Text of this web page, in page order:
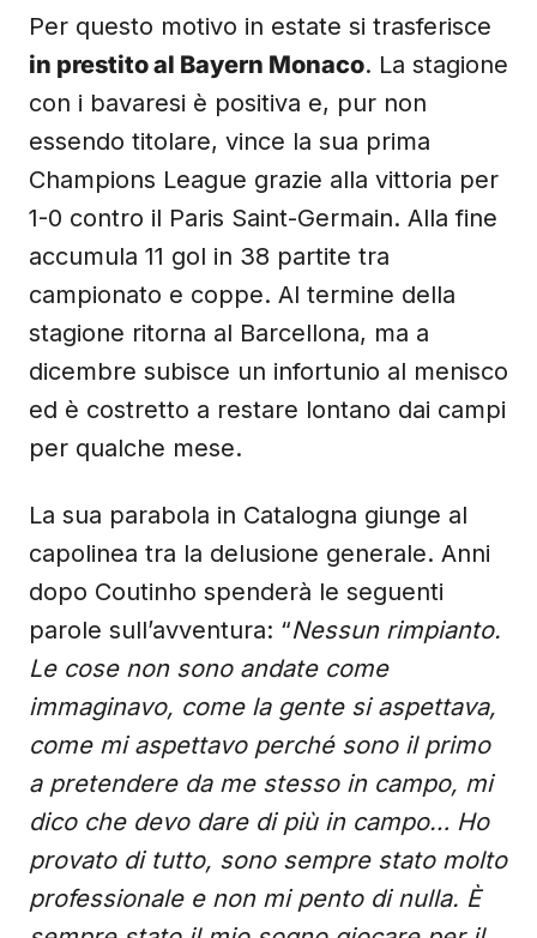
Per questo motivo in estate si trasferisce
in prestito al Bayern Monaco. La stagione
con i bavaresi è positiva e, pur non
essendo titolare, vince la sua prima
Champions League grazie alla vittoria per
1-0 contro il Paris Saint-Germain. Alla fine
accumula 11 gol in 38 partite tra
campionato e coppe. Al termine della
stagione ritorna al Barcellona, ma a
dicembre subisce un infortunio al menisco
ed è costretto a restare lontano dai campi
per qualche mese.
La sua parabola in Catalogna giunge al
capolinea tra la delusione generale. Anni
dopo Coutinho spenderà le seguenti
parole sull’avventura: “Nessun rimpianto.
Le cose non sono andate come
immaginavo, come la gente si aspettava,
come mi aspettavo perché sono il primo
a pretendere da me stesso in campo, mi
dico che devo dare di più in campo… Ho
provato di tutto, sono sempre stato molto
professionale e non mi pento di nulla. È